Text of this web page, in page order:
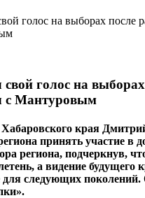
голос на
с Мантуровым
Хабаровского края
принять участие в
региона, подчеркнув,
а видение будущего
для следующих поколений.